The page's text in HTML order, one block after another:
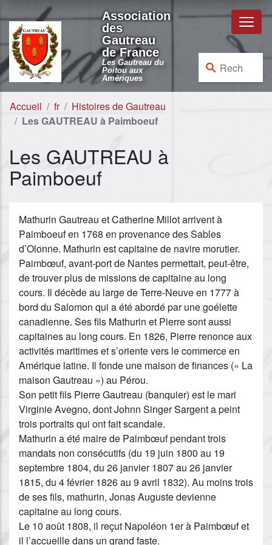
Aller au contenu
Aller à la navigation
Association
des
Gautreau
de France
Les Gautreau du
Poitou aux
Amériques
Rechercher :
Accueil fr
Histoires de Gautreau
Les GAUTREAU à Paimboeuf
Les GAUTREAU à
Paimboeuf
Mathurin Gautreau et Catherine Millot arrivent à
Paimboeuf en 1768 en provenance des Sables
d’Olonne. Mathurin est capitaine de navire morutier.
Paimbœuf, avant-port de Nantes permettait, peut-être,
de trouver plus de missions de capitaine au long
cours. Il décède au large de Terre-Neuve en 1777 à
bord du Salomon qui a été abordé par une goélette
canadienne. Ses fils Mathurin et Pierre sont aussi
capitaines au long cours. En 1826, Pierre renonce aux
activités maritimes et s’oriente vers le commerce en
Amérique latine. Il fonde une maison de finances (« La
maison Gautreau ») au Pérou.
Son petit fils Pierre Gautreau (banquier) est le mari
Virginie Avegno, dont Johnn Singer Sargent a peint
trois portraits qui ont fait scandale.
Mathurin a été maire de Paimbœuf pendant trois
mandats non consécutifs (du 19 juin 1800 au 19
septembre 1804, du 26 janvier 1807 au 26 janvier
1815, du 4 février 1826 au 9 avril 1832). Au moins trois
de ses fils, mathurin, Jonas Auguste devienne
capitaine au long cours.
Le 10 août 1808, il reçut Napoléon 1er à Paimbœuf et
il l’accueille dans un grand faste.